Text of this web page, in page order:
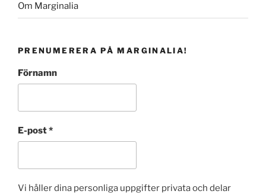
Om Marginalia
PRENUMERERA PÅ MARGINALIA!
Förnamn
E-post*
Vi håller dina personliga uppgifter privata och delar